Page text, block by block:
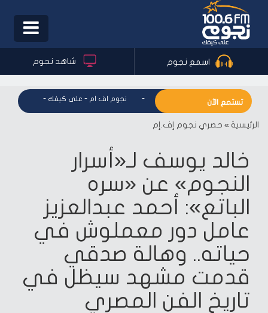
Toggle
اسمع نجوم شاهد نجوم
تستمع الآن
نجوم اف ام - على كيفك - نجوم اف ام - على كيفك نجوم اف
الرئيسية » حصري نجوم إف.إم
خالد يوسف لـ«أسرار
النجوم» عن «سره
الباتع»: أحمد عبدالعزيز
عامل دور معملوش في
حياته.. وهالة صدقي
قدمت مشهد سيظل في
تاريخ الفن المصري